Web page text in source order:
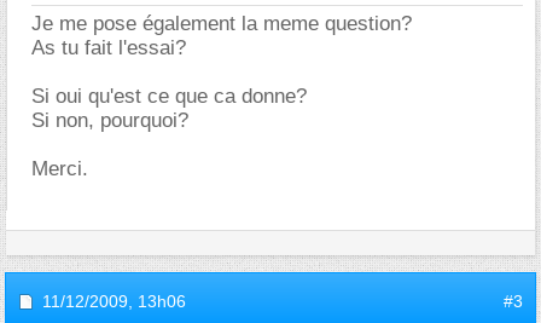
Je me pose également la meme question?
As tu fait l'essai?
Si oui qu'est ce que ca donne?
Si non, pourquoi?
Merci.
11/12/2009, 13h06 #3